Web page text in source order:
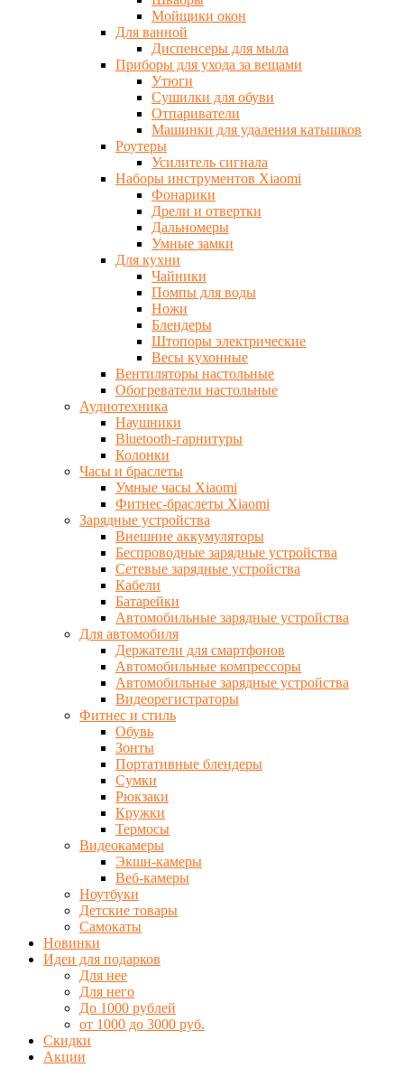
Мойщики окон
Для ванной
Диспенсеры для мыла
Приборы для ухода за вещами
Утюги
Сушилки для обуви
Отпариватели
Машинки для удаления катышков
Роутеры
Усилитель сигнала
Наборы инструментов Xiaomi
Фонарики
Дрели и отвертки
Дальномеры
Умные замки
Для кухни
Чайники
Помпы для воды
Ножи
Блендеры
Штопоры электрические
Весы кухонные
Вентиляторы настольные
Обогреватели настольные
Аудиотехника
Наушники
Bluetooth-гарнитуры
Колонки
Часы и браслеты
Умные часы Xiaomi
Фитнес-браслеты Xiaomi
Зарядные устройства
Внешние аккумуляторы
Беспроводные зарядные устройства
Сетевые зарядные устройства
Кабели
Батарейки
Автомобильные зарядные устройства
Для автомобиля
Держатели для смартфонов
Автомобильные компрессоры
Автомобильные зарядные устройства
Видеорегистраторы
Фитнес и стиль
Обувь
Зонты
Портативные блендеры
Сумки
Рюкзаки
Кружки
Термосы
Видеокамеры
Экшн-камеры
Веб-камеры
Ноутбуки
Детские товары
Самокаты
Новинки
Идеи для подарков
Для нее
Для него
До 1000 рублей
от 1000 до 3000 руб.
Скидки
Акции